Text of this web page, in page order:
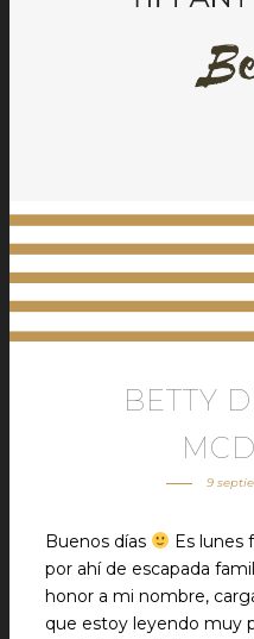
BETTY
9
Buenos días
Es lunes
por ahí de escapada
honor a mi nombre,
que estoy leyendo muy